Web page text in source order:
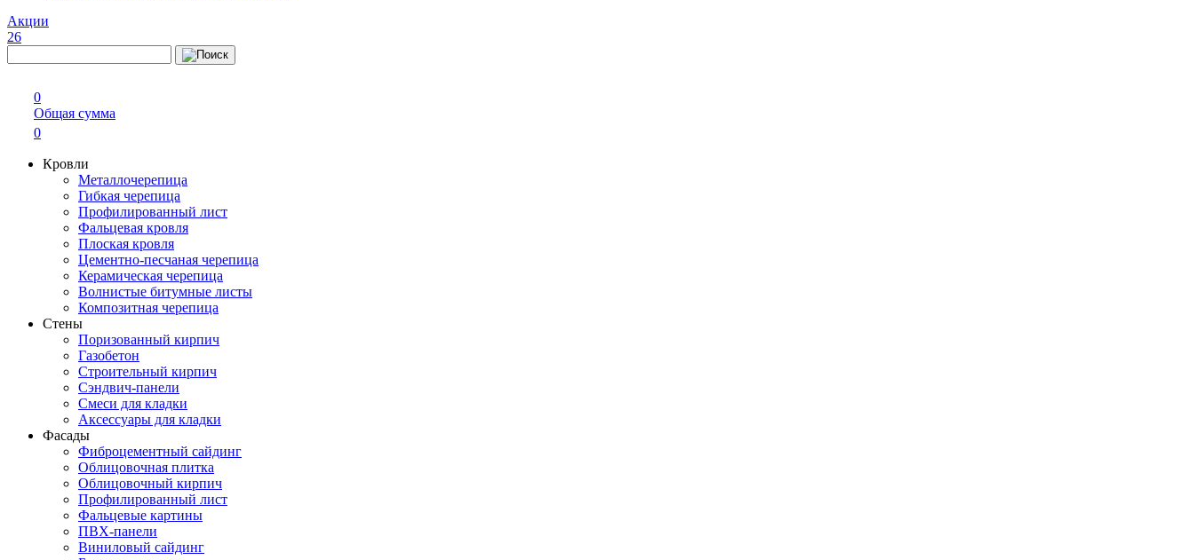
Акции
26
0
Общая сумма
0
Кровли
Металлочерепица
Гибкая черепица
Профилированный лист
Фальцевая кровля
Плоская кровля
Цементно-песчаная черепица
Керамическая черепица
Волнистые битумные листы
Композитная черепица
Стены
Поризованный кирпич
Газобетон
Строительный кирпич
Сэндвич-панели
Смеси для кладки
Аксессуары для кладки
Фасады
Фиброцементный сайдинг
Облицовочная плитка
Облицовочный кирпич
Профилированный лист
Фальцевые картины
ПВХ-панели
Виниловый сайдинг